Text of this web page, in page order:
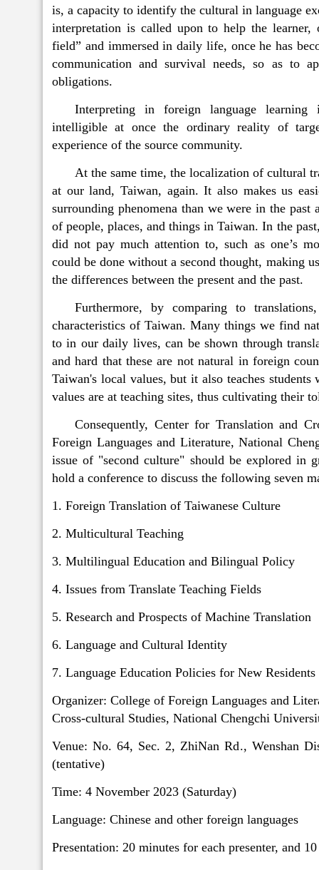
is, a capacity to identify the cultural in language
interpretation is called upon to help the learner,
field” and immersed in daily life, once he has
communication and survival needs, so as to
obligations.
Interpreting in foreign language
intelligible at once the ordinary reality of
experience of the source community.
At the same time, the localization of cultural
at our land, Taiwan, again. It also makes us
surrounding phenomena than we were in the past
of people, places, and things in Taiwan. In the
did not pay much attention to, such as one’s
could be done without a second thought, making
the differences between the present and the past.
Furthermore, by comparing to
characteristics of Taiwan. Many things we find
to in our daily lives, can be shown through
and hard that these are not natural in foreign
Taiwan's local values, but it also teaches
values are at teaching sites, thus cultivating their
Consequently, Center for Translation and
Foreign Languages and Literature, National
issue of "second culture" should be explored in
hold a conference to discuss the following seven
1. Foreign Translation of Taiwanese Culture
2. Multicultural Teaching
3. Multilingual Education and Bilingual Policy
4. Issues from Translate Teaching Fields
5. Research and Prospects of Machine Translation
6. Language and Cultural Identity
7. Language Education Policies for New Residents
Organizer: College of Foreign Languages and
Cross-cultural Studies, National Chengchi
Venue: No. 64, Sec. 2, ZhiNan Rd., Wenshan
(tentative)
Time: 4 November 2023 (Saturday)
Language: Chinese and other foreign languages
Presentation: 20 minutes for each presenter, and